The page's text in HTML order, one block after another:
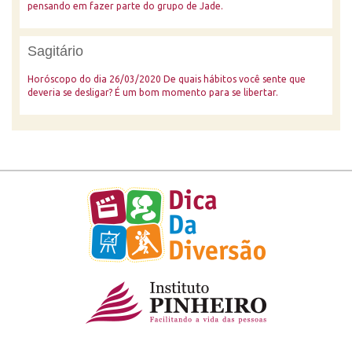
pensando em fazer parte do grupo de Jade.
Sagitário
Horóscopo do dia 26/03/2020 De quais hábitos você sente que
deveria se desligar? É um bom momento para se libertar.